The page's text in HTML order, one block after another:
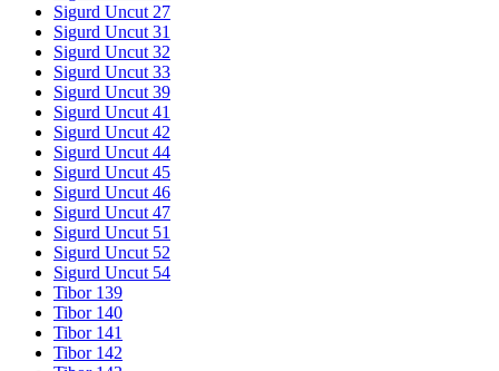
Sigurd Uncut 27
Sigurd Uncut 31
Sigurd Uncut 32
Sigurd Uncut 33
Sigurd Uncut 39
Sigurd Uncut 41
Sigurd Uncut 42
Sigurd Uncut 44
Sigurd Uncut 45
Sigurd Uncut 46
Sigurd Uncut 47
Sigurd Uncut 51
Sigurd Uncut 52
Sigurd Uncut 54
Tibor 139
Tibor 140
Tibor 141
Tibor 142